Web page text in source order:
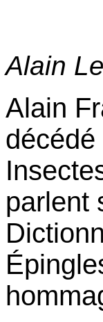
Alain
Alain
parlent